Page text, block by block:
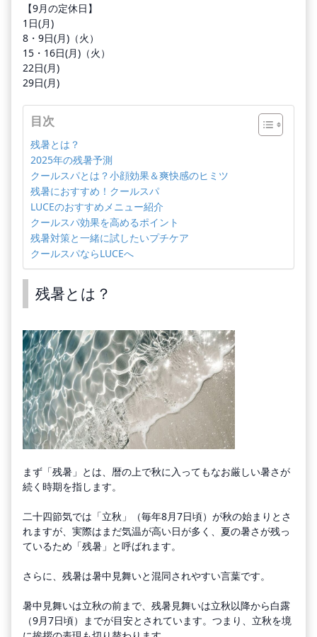
【9月の定休日】
1日(月)
8・9日(月)（火）
15・16日(月)（火）
22日(月)
29日(月)
目次
残暑とは？
2025年の残暑予測
クールスパとは？小顔効果＆爽快感のヒミツ
残暑におすすめ！クールスパ
LUCEのおすすめメニュー紹介
クールスパ効果を高めるポイント
残暑対策と一緒に試したいプチケア
クールスパならLUCEへ
残暑とは？
まず「残暑」とは、暦の上で秋に入ってもなお厳しい暑さが
続く時期を指します。
二十四節気では「立秋」（毎年8月7日頃）が秋の始まりとさ
れますが、実際はまだ気温が高い日が多く、夏の暑さが残っ
ているため「残暑」と呼ばれます。
さらに、残暑は暑中見舞いと混同されやすい言葉です。
暑中見舞いは立秋の前まで、残暑見舞いは立秋以降から白露
（9月7日頃）までが目安とされています。つまり、立秋を境